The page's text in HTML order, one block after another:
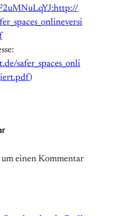
safer_spaces_onli
)
um einen Kommentar